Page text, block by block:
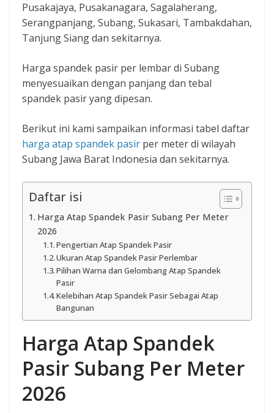
Pusakajaya, Pusakanagara, Sagalaherang,
Serangpanjang, Subang, Sukasari, Tambakdahan,
Tanjung Siang dan sekitarnya.
Harga spandek pasir per lembar di Subang
menyesuaikan dengan panjang dan tebal
spandek pasir yang dipesan.
Berikut ini kami sampaikan informasi tabel daftar
harga atap spandek pasir per meter di wilayah
Subang Jawa Barat Indonesia dan sekitarnya.
Daftar isi
Harga Atap Spandek Pasir Subang Per Meter
2026
Pengertian Atap Spandek Pasir
Ukuran Atap Spandek Pasir Perlembar
Pilihan Warna dan Gelombang Atap Spandek
Pasir
Kelebihan Atap Spandek Pasir Sebagai Atap
Bangunan
Harga Atap Spandek
Pasir Subang Per Meter
2026